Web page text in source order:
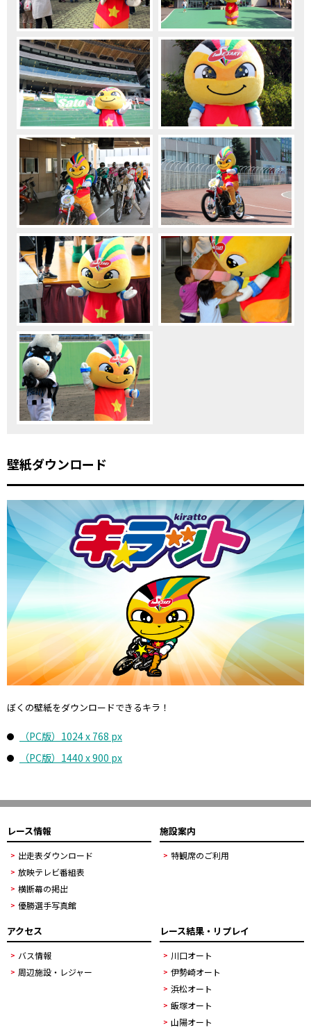
壁紙ダウンロード
ぼくの壁紙をダウンロードできるキラ！
（PC版）1024 x 768 px
（PC版）1440 x 900 px
レース情報
出走表ダウンロード
放映テレビ番組表
横断幕の掲出
優勝選手写真館
施設案内
特観席のご利用
アクセス
バス情報
周辺施設・レジャー
レース結果・リプレイ
川口オート
伊勢崎オート
浜松オート
飯塚オート
山陽オート